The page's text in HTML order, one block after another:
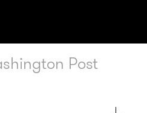
Post